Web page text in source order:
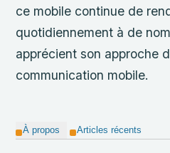
ce mobile continue de
quotidiennement à de
apprécient son approche
communication mobile.
À propos Articles récents